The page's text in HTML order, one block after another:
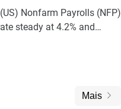
Nonfarm Payrolls (NFP)
steady at 4.2% and
Mais